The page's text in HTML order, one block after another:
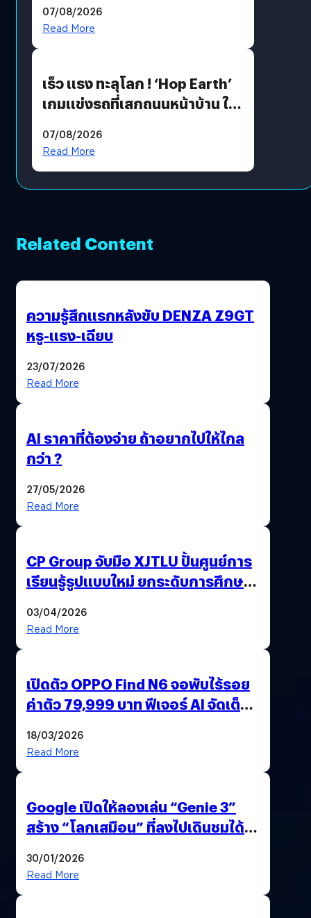
AI เพื่อการแพทย์ในประเทศไทย
07/08/2026
Read More
เร็ว แรง ทะลุโลก ! ‘Hop Earth’
เกมแข่งรถที่เสกถนนหน้าบ้าน ให้
07/08/2026
Read More
Related Content
ความรู้สึกแรกหลังขับ DENZA Z9GT
หรู-แรง-เฉียบ
23/07/2026
Read More
AI ราคาที่ต้องจ่าย ถ้าอยากไปให้ไกล
กว่า ?
27/05/2026
Read More
CP Group จับมือ XJTLU ปั้นศูนย์การ
เรียนรู้รูปแบบใหม่ ยกระดับการศึกษา
03/04/2026
Read More
เปิดตัว OPPO Find N6 จอพับไร้รอย
ค่าตัว 79,999 บาท ฟีเจอร์ AI จัดเต็ม
18/03/2026
Read More
Google เปิดให้ลองเล่น “Genie 3”
สร้าง “โลกเสมือน” ที่ลงไปเดินชมได้
30/01/2026
Read More